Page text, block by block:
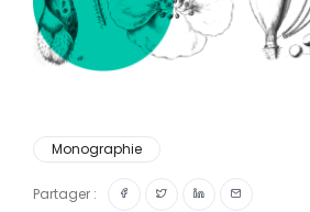
Monographie
Partager :